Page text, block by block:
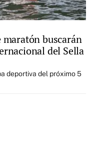
maratón buscarán
del Sella
deportiva del próximo 5